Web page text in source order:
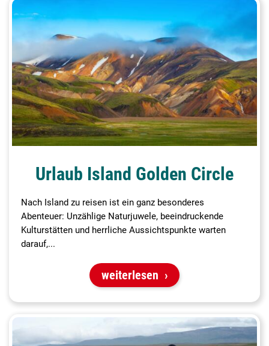
Urlaub Island Golden Circle
Nach Island zu reisen ist ein ganz besonderes
Abenteuer: Unzählige Naturjuwele, beeindruckende
Kulturstätten und herrliche Aussichtspunkte warten
darauf,...
weiterlesen